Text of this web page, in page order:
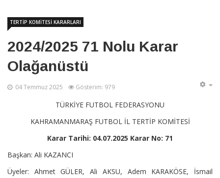
2024/2025 71 Nolu Karar
Olağanüstü
TERTİP KOMİTESİ KARARLARI
04 Temmuz 2025 Gösterim: 979
TÜRKİYE FUTBOL FEDERASYONU
KAHRAMANMARAŞ FUTBOL İL TERTİP KOMİTESİ
Karar Tarihi: 04.07.2025 Karar No: 71
Başkan: Ali KAZANCI
Üyeler: Ahmet GÜLER, Ali AKSU, Adem KARAKÖSE, İsmail